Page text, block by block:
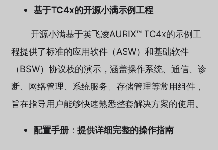
基于TC4x的开源小满示例工程
开源小满基于英飞凌AURIX™ TC4x的示例工
程提供了标准的应用软件（ASW）和基础软件
（BSW）协议栈的演示，涵盖操作系统、通信、诊
断、网络管理、系统服务、存储管理等常用组件，
旨在指导用户能够快速熟悉整套解决方案的使用。
配置手册：提供详细完整的操作指南